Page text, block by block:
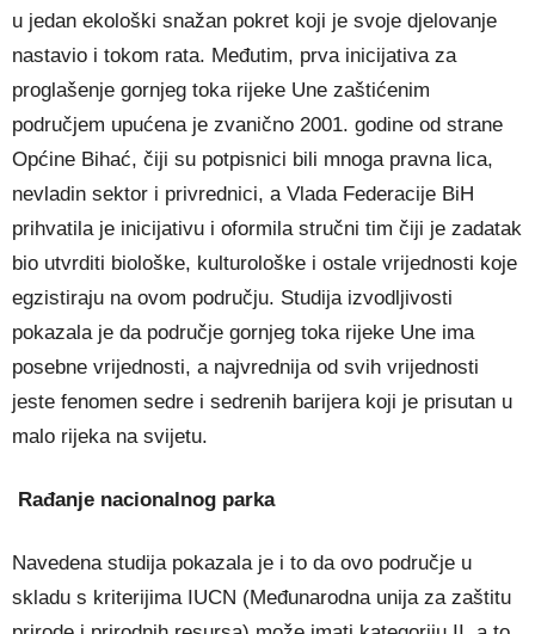
u jedan ekološki snažan pokret koji je svoje djelovanje
nastavio i tokom rata. Međutim, prva inicijativa za
proglašenje gornjeg toka rijeke Une zaštićenim
područjem upućena je zvanično 2001. godine od strane
Općine Bihać, čiji su potpisnici bili mnoga pravna lica,
nevladin sektor i privrednici, a Vlada Federacije BiH
prihvatila je inicijativu i oformila stručni tim čiji je zadatak
bio utvrditi biološke, kulturološke i ostale vrijednosti koje
egzistiraju na ovom području. Studija izvodljivosti
pokazala je da područje gornjeg toka rijeke Une ima
posebne vrijednosti, a najvrednija od svih vrijednosti
jeste fenomen sedre i sedrenih barijera koji je prisutan u
malo rijeka na svijetu.
Rađanje nacionalnog parka
Navedena studija pokazala je i to da ovo područje u
skladu s kriterijima IUCN (Međunarodna unija za zaštitu